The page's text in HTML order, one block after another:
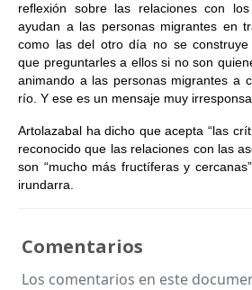
reflexión sobre las relaciones con
ayudan a las personas migrantes en
como las del otro día no se construye
que preguntarles a ellos si no son
animando a las personas migrantes a
río. Y ese es un mensaje muy
Artolazabal ha dicho que acepta “las
reconocido que las relaciones con las
son “mucho más fructíferas y
irundarra.
Comentarios
Los comentarios en este